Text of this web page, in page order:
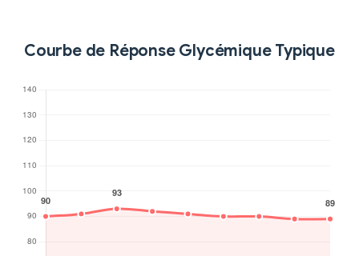
Courbe de Réponse Glycémique Typique